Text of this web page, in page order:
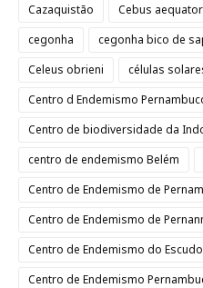
Cazaquistão
Cebus
cegonha
cegonha bico de
Celeus obrieni
células
Centro d Endemismo
Centro de biodiversidade da
centro de endemismo Belém
Centro de Endemismo de
Centro de Endemismo de
Centro de Endemismo do
Centro de Endemismo